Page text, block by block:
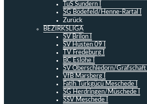
TuS Sundern I
SG Bödefeld/Henne-Rartal I
Zurück
BEZIRKSLIGA
SV Brilon I
SV Hüsten 09 I
TV Fredeburg I
BC Eslohe I
SV Oberschledorn/Grafschaft I
VfB Marsberg I
Fatih Türkgücü Meschede I
SG Herdringen/Müschede I
SSV Meschede I